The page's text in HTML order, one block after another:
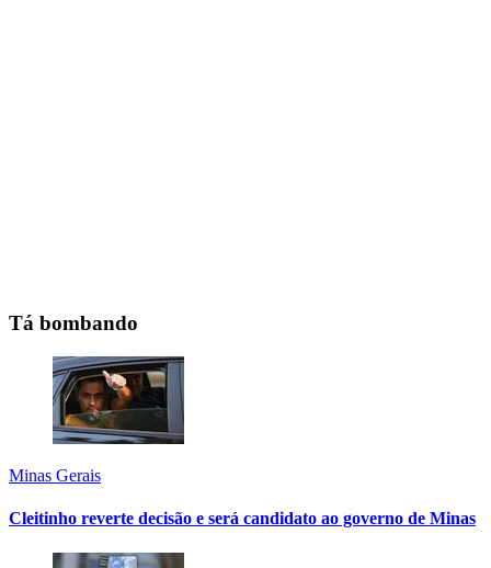
Tá bombando
Minas Gerais
Cleitinho reverte decisão e será candidato ao governo de Minas